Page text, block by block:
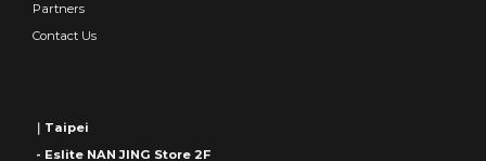
Partners
Contact Us
｜Taipei
- Eslite NAN JING Store 2F